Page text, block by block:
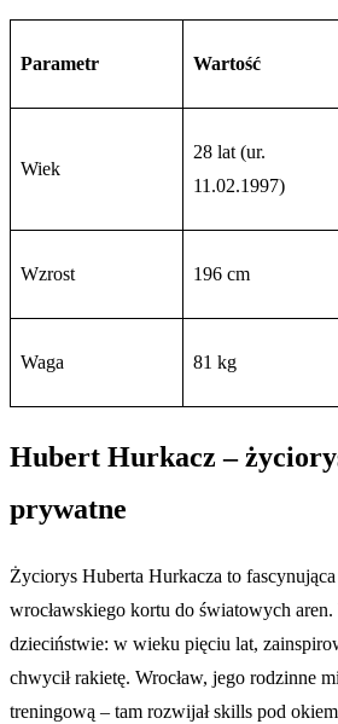
Parametr Wartość
Wiek
28 lat (ur.
11.02.1997)
Wzrost 196 cm
Waga 81 kg
Hubert Hurkacz –
prywatne
Życiorys Huberta Hurkacza to
wrocławskiego kortu do światowych aren.
dzieciństwie: w wieku pięciu lat,
chwycił rakietę. Wrocław, jego rodzinne
treningową – tam rozwijał skills pod